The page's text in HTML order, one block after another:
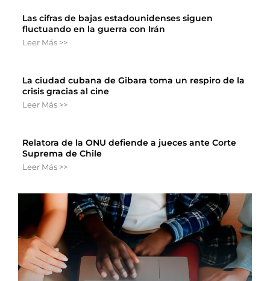
Las cifras de bajas estadounidenses siguen
fluctuando en la guerra con Irán
Leer Más >>
La ciudad cubana de Gibara toma un respiro de la
crisis gracias al cine
Leer Más >>
Relatora de la ONU defiende a jueces ante Corte
Suprema de Chile
Leer Más >>